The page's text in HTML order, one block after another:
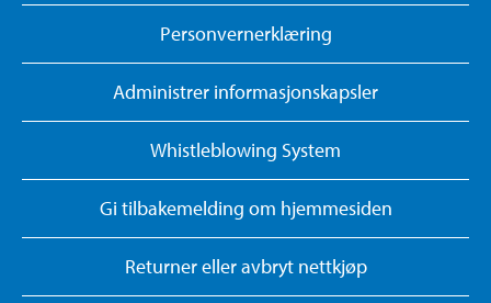
Personvernerklæring
Administrer informasjonskapsler
Whistleblowing System
Gi tilbakemelding om hjemmesiden
Returner eller avbryt nettkjøp